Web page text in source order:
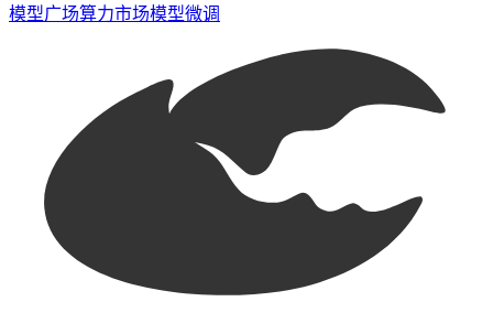
模型广场算力市场模型微调